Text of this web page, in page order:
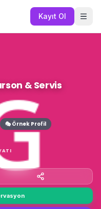
Kayıt Ol
& Servis
🎭 Örnek Profil